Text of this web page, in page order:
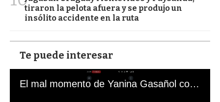
tiraron la pelota afuera y se produjo un
insólito accidente en la ruta
Te puede interesar
El mal momento de Yanina Gasañol con un hincha argentino en "Subrayado"